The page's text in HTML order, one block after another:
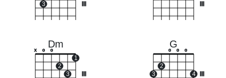
3
Dm
x o o
2
3
1
G
3
2
o o o
4